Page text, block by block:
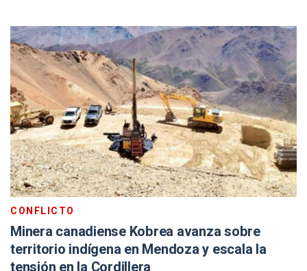
CONFLICTO
Minera canadiense Kobrea avanza sobre
territorio indígena en Mendoza y escala la